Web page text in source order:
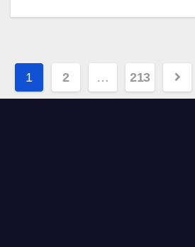
Навигация
по
1 2 … 213